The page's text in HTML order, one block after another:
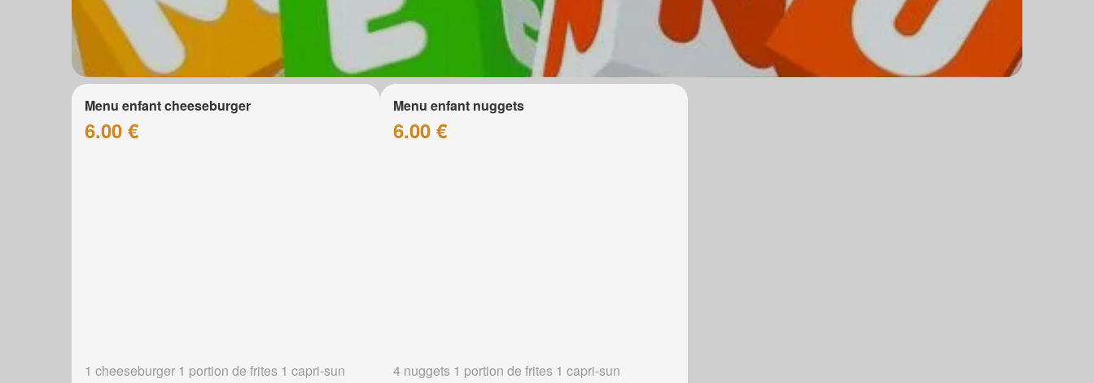
Menu enfant cheeseburger
6.00 €
1 cheeseburger 1 portion de frites 1 capri-sun
Menu enfant nuggets
6.00 €
4 nuggets 1 portion de frites 1 capri-sun